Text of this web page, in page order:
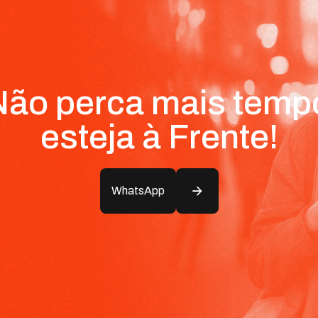
perca mais
esteja à Frente!
WhatsApp